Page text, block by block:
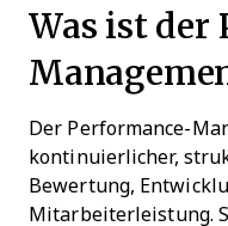
Was ist der
Der Performance-
kontinuierlicher,
Bewertung,
Mitarbeiterleistung.